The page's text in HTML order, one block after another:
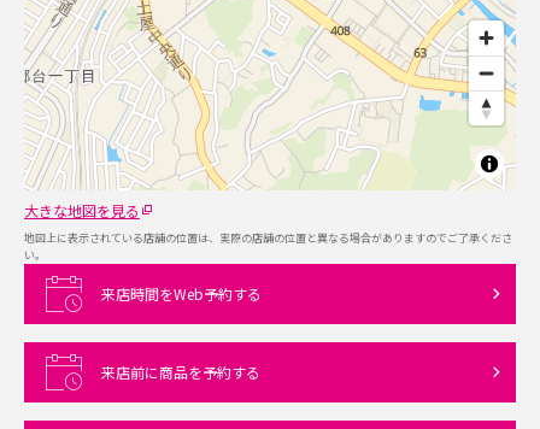
大きな地図を見る
地図上に表示されている店舗の位置は、実際の店舗の位置と異なる場合がありますのでご了承くださ
い。
来店時間をWeb予約する
来店前に商品を予約する